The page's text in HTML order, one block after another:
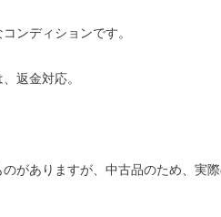
ンディションです。
返金対応。
がありますが、中古品のため、実